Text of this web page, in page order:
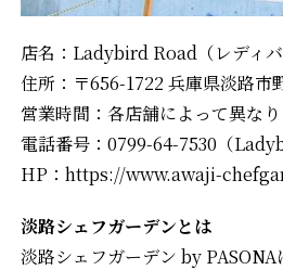
店名：Ladybird Road（レディバ
住所：〒656-1722 兵庫県淡路市
営業時間：各店舗によって異な
電話番号：0799-64-7530（
HP：https://www.awaji-
淡路シェフガーデンとは
淡路シェフガーデン by